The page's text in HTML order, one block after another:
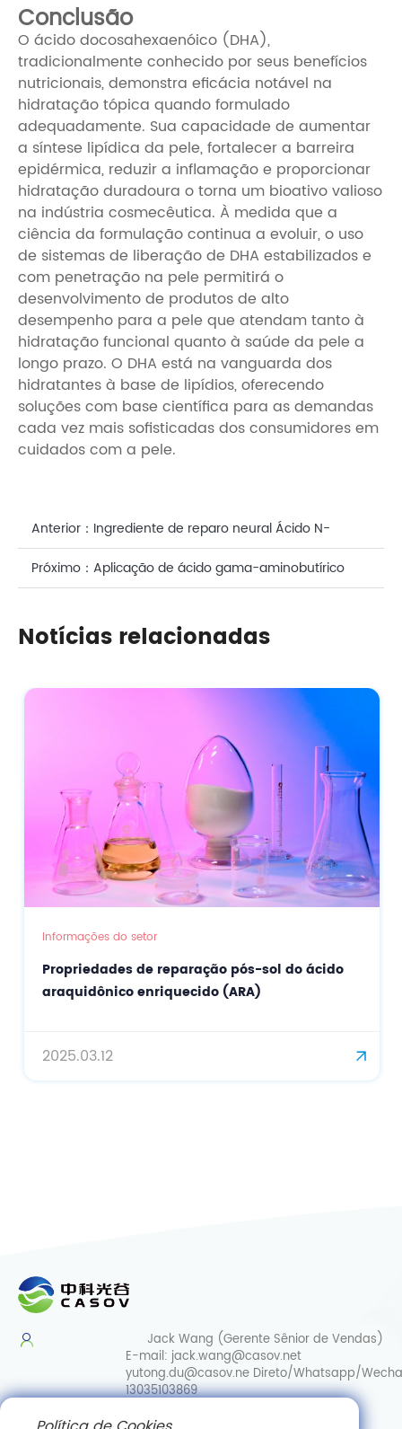
Conclusão
O ácido docosahexaenóico (DHA),
tradicionalmente conhecido por seus benefícios
nutricionais, demonstra eficácia notável na
hidratação tópica quando formulado
adequadamente. Sua capacidade de aumentar
a síntese lipídica da pele, fortalecer a barreira
epidérmica, reduzir a inflamação e proporcionar
hidratação duradoura o torna um bioativo valioso
na indústria cosmecêutica. À medida que a
ciência da formulação continua a evoluir, o uso
de sistemas de liberação de DHA estabilizados e
com penetração na pele permitirá o
desenvolvimento de produtos de alto
desempenho para a pele que atendam tanto à
hidratação funcional quanto à saúde da pele a
longo prazo. O DHA está na vanguarda dos
hidratantes à base de lipídios, oferecendo
soluções com base científica para as demandas
cada vez mais sofisticadas dos consumidores em
cuidados com a pele.
Anterior： Ingrediente de reparo neural Ácido N-
acetilneuramínico (ácido siálico): um sucesso em
Próximo： Aplicação de ácido gama-aminobutírico
Notícias relacionadas
Informações do setor
Propriedades de reparação pós-sol do ácido
araquidônico enriquecido (ARA)
2025.03.12
Jack Wang (Gerente Sênior de Vendas)
E-mail: jack.wang@casov.net
yutong.du@casov.ne Direto/Whatsapp/
13035103869